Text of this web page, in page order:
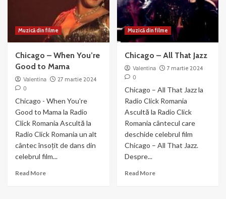
Muzică din filme
Chicago – When You’re
Good to Mama
Valentina
27 martie 2024
0
Chicago - When You're
Good to Mama la Radio
Click Romania Ascultă la
Radio Click Romania un alt
cântec însoțit de dans din
celebrul film...
Read MoreRead
Muzică din filme
Chicago – All That Jazz
Valentina
7 martie 2024
0
Chicago – All That Jazz la
Radio Click Romania
Ascultă la Radio Click
Romania cântecul care
deschide celebrul film
Chicago – All That Jazz.
Despre...
Read MoreRead